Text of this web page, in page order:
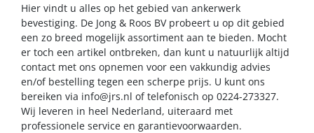
Hier vindt u alles op het gebied van ankerwerk
bevestiging. De Jong & Roos BV probeert u op dit gebied
een zo breed mogelijk assortiment aan te bieden. Mocht
er toch een artikel ontbreken, dan kunt u natuurlijk altijd
contact met ons opnemen voor een vakkundig advies
en/of bestelling tegen een scherpe prijs. U kunt ons
bereiken via info@jrs.nl of telefonisch op 0224-273327.
Wij leveren in heel Nederland, uiteraard met
professionele service en garantievoorwaarden.